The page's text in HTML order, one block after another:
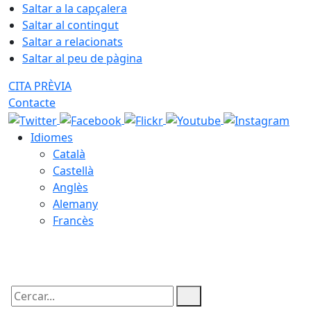
Saltar a la capçalera
Saltar al contingut
Saltar a relacionats
Saltar al peu de pàgina
CITA PRÈVIA
Contacte
Idiomes
Català
Castellà
Anglès
Alemany
Francès
Cercar: